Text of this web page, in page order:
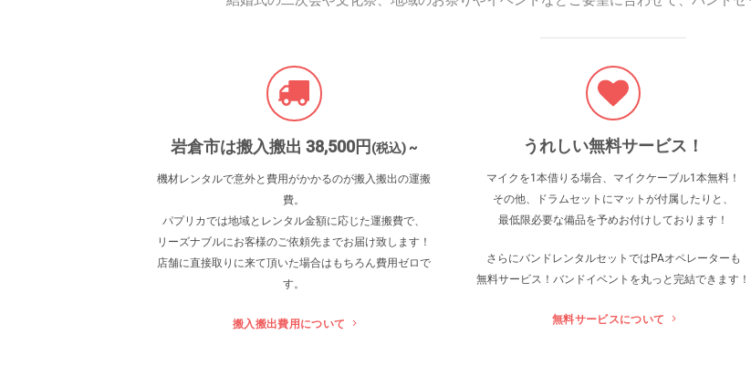
岩倉市は搬入搬出 38,500円 (税込) ~
機材レンタルで意外と費用がかかるのが搬入搬出の運搬
費。
パプリカでは地域とレンタル金額に応じた運搬費で、
リーズナブルにお客様のご依頼先までお届け致します！
店舗に直接取りに来て頂いた場合はもちろん費用ゼロで
す。
搬入搬出費用について
うれしい無料サービス！
マイクを1本借りる場合、マイクケーブル1本無料！
その他、ドラムセットにマットが付属したりと、
最低限必要な備品を予めお付けしております！
さらにバンドレンタルセットではPAオペレーターも
無料サービス！バンドイベントを丸っと完結できます！
無料サービスについて